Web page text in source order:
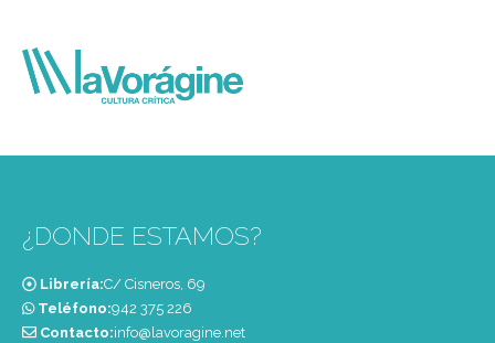
¿DONDE ESTAMOS?
Librería:C/ Cisneros, 69
Teléfono:‭942 375 226‬
Contacto:info@lavoragine.net